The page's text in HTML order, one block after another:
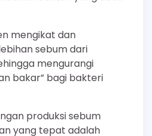
mengikat dan
sebum dari
mengurangi
bakar” bagi bakteri
produksi sebum
yang tepat adalah